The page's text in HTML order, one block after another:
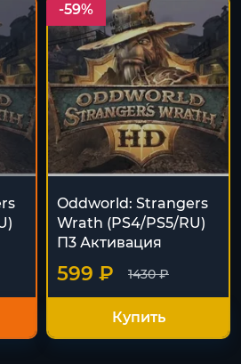
-59%
Oddworld: Strangers
Wrath (PS4/PS5/RU)
П3 Активация
1430 ₽
599 ₽
Купить